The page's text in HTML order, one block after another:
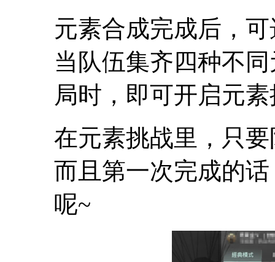
元素合成完成后，
当队伍集齐四种不
局时，即可开启元
在元素挑战里，只
而且第一次完成的
呢~